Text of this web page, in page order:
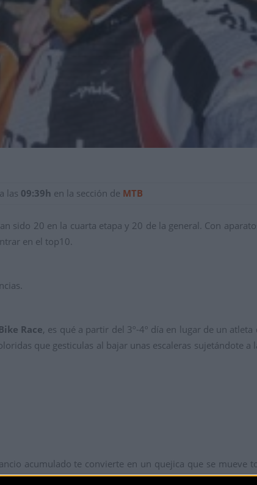
a las 09:39h en la sección de MTB
sido 20 en la cuarta etapa y 20 de la general. Con
en el top10.
Race, es qué a partir del 3º-4º día en lugar de un
que gesticulas al bajar unas escaleras sujetándote
acumulado te convierte en un quejica que se mueve
a gusto es pedaleando, encima de la bici y lo bueno